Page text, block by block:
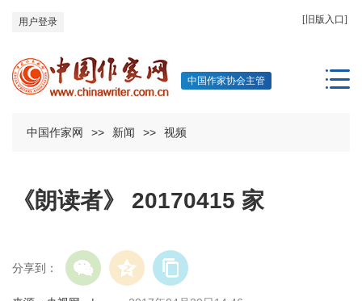
[旧版入口]
用户登录
中国作家协会主管
中国作家网 >> 新闻 >> 视频
《朗读者》 20170415 家
分享到：